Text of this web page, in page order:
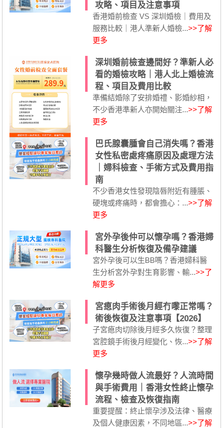
攻略、項目及注意事項
香港婚前檢查 VS 深圳婚檢｜費用及
服務比較｜港人準新人婚檢...>>了解
更多
深圳婚前檢查邊間好？準新人必
看的婚檢攻略｜港人北上婚檢流
程、項目及費用比較
準備結婚除了安排婚禮、影婚紗相，
不少香港準新人亦開始關注...>>了解
更多
巴氏腺囊腫會自己消失嗎？香港
女性私密處疼痛原因及處理方法
｜婦科檢查、手術方式及費用指
南
不少香港女性發現陰唇附近有腫脹、
硬塊或疼痛時，都會擔心：...>>了解
更多
宮外孕後仲可以懷孕嗎？香港婦
科醫生分析恢復及備孕建議
宮外孕後可以生BB嗎？香港婦科醫
生分析宮外孕對生育影響、輸...>>了
解更多
宮瘜肉手術後月經冇嚟正常嗎？
術後恢復及注意事項【2026】
子宮瘜肉切除後月經多久恢復？整理
宮腔鏡手術後月經變化、恢...>>了解
更多
懷孕幾時做人流最好？人流時間
與手術費用｜香港女性終止懷孕
流程、檢查及恢復指南
重要提醒：終止懷孕涉及法律、醫療
及個人健康因素，不同地區...>>了解